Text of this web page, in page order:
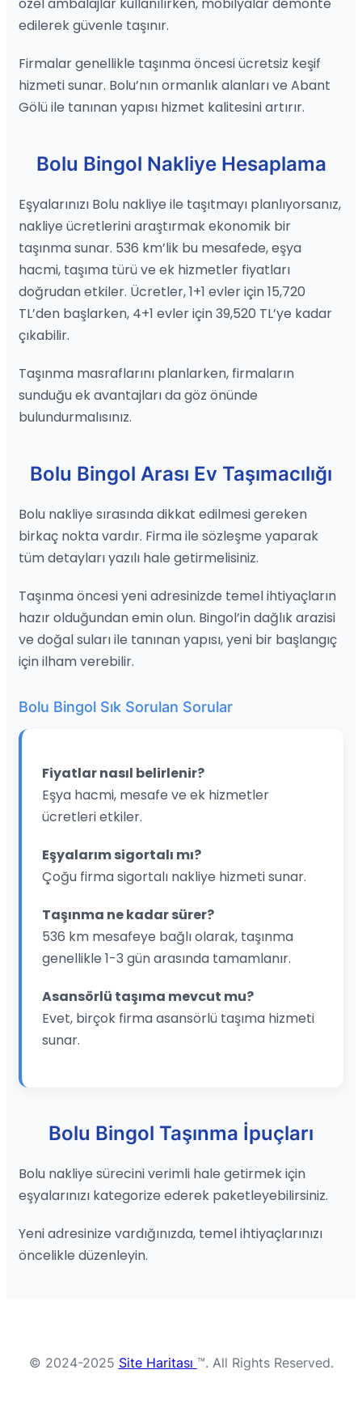
edilerek güvenle taşınır.
Firmalar genellikle taşınma öncesi ücretsiz keşif
hizmeti sunar. Bolu’nın ormanlık alanları ve Abant
Gölü ile tanınan yapısı hizmet kalitesini artırır.
Bolu Bingol Nakliye Hesaplama
Eşyalarınızı Bolu nakliye ile taşıtmayı planlıyorsanız,
nakliye ücretlerini araştırmak ekonomik bir
taşınma sunar. 536 km’lik bu mesafede, eşya
hacmi, taşıma türü ve ek hizmetler fiyatları
doğrudan etkiler. Ücretler, 1+1 evler için 15,720
TL’den başlarken, 4+1 evler için 39,520 TL’ye kadar
çıkabilir.
Taşınma masraflarını planlarken, firmaların
sunduğu ek avantajları da göz önünde
bulundurmalısınız.
Bolu Bingol Arası Ev Taşımacılığı
Bolu nakliye sırasında dikkat edilmesi gereken
birkaç nokta vardır. Firma ile sözleşme yaparak
tüm detayları yazılı hale getirmelisiniz.
Taşınma öncesi yeni adresinizde temel ihtiyaçların
hazır olduğundan emin olun. Bingol’in dağlık arazisi
ve doğal suları ile tanınan yapısı, yeni bir başlangıç
için ilham verebilir.
Bolu Bingol Sık Sorulan Sorular
Fiyatlar nasıl belirlenir?
Eşya hacmi, mesafe ve ek hizmetler
ücretleri etkiler.
Eşyalarım sigortalı mı?
Çoğu firma sigortalı nakliye hizmeti sunar.
Taşınma ne kadar sürer?
536 km mesafeye bağlı olarak, taşınma
genellikle 1-3 gün arasında tamamlanır.
Asansörlü taşıma mevcut mu?
Evet, birçok firma asansörlü taşıma hizmeti
sunar.
Bolu Bingol Taşınma İpuçları
Bolu nakliye sürecini verimli hale getirmek için
eşyalarınızı kategorize ederek paketleyebilirsiniz.
Yeni adresinize vardığınızda, temel ihtiyaçlarınızı
öncelikle düzenleyin.
© 2024-2025 Site Haritası ™. All Rights Reserved.